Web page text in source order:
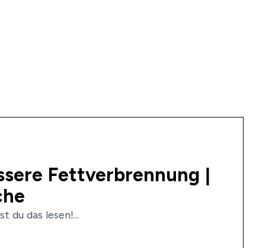
Fettverbrennung |
du das lesen!...